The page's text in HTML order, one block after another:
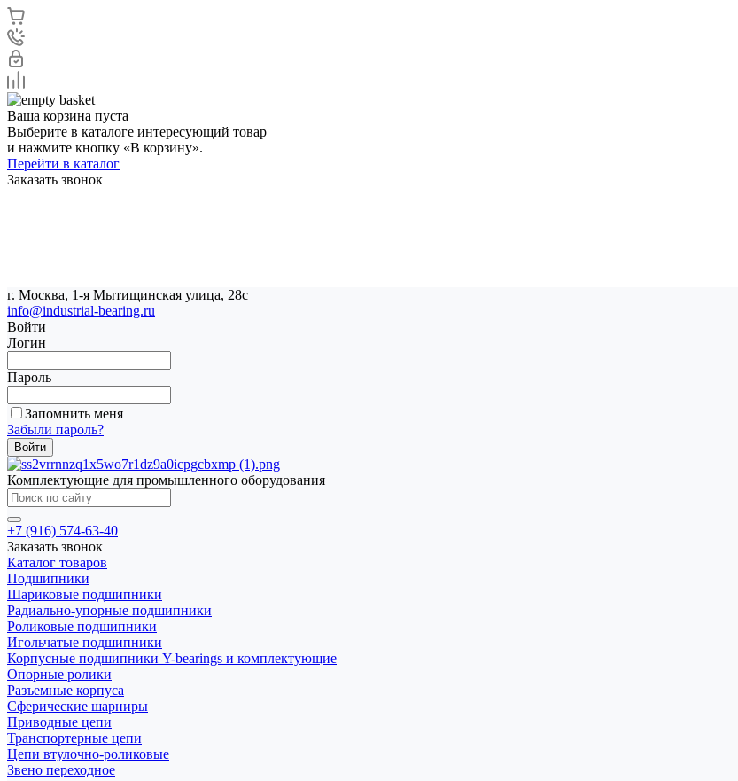
Ваша корзина пуста
Выберите в каталоге интересующий товар
и нажмите кнопку «В корзину».
Перейти в каталог
Заказать звонок
г. Москва, 1-я Мытищинская улица, 28с
info@industrial-bearing.ru
Войти
Логин
Пароль
Запомнить меня
Забыли пароль?
Комплектующие для промышленного оборудования
+7 (916) 574-63-40
Заказать звонок
Каталог товаров
Подшипники
Шариковые подшипники
Радиально-упорные подшипники
Роликовые подшипники
Игольчатые подшипники
Корпусные подшипники Y-bearings и комплектующие
Опорные ролики
Разъемные корпуса
Сферические шарниры
Приводные цепи
Транспортерные цепи
Цепи втулочно-роликовые
Звено переходное